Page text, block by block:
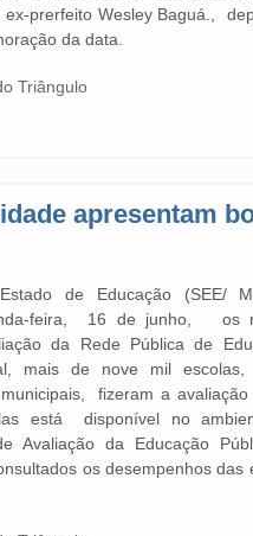
ex-prerfeito Wesley Baguá.,
da data.
Triângulo
apresentam
de Educação (SEE/
feira, 16 de junho, os
da Rede Pública de
mais de nove mil escolas,
fizeram a
está disponível no
Avaliação da Educação
os desempenhos das